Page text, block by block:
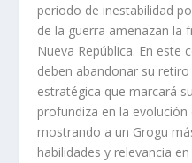
periodo de inestabilidad
de la guerra amenazan la
Nueva República. En este
deben abandonar su
estratégica que marcará
profundiza en la
mostrando a un Grogu
habilidades y relevancia